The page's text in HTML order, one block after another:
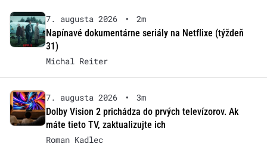
7. augusta 2026 •
2m
Napínavé dokumentárne seriály na Netflixe (týždeň
31)
Michal Reiter
7. augusta 2026 •
3m
Dolby Vision 2 prichádza do prvých televízorov. Ak
máte tieto TV, zaktualizujte ich
Roman Kadlec